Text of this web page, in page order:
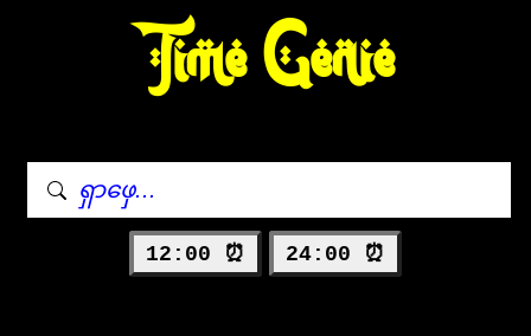
Time Genie
12:00 ⏰ 24:00 ⏰